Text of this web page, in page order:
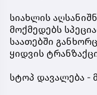
სიახლის
მოქმედებს
საათებში
ყიდვის
სტოპ დავალება -